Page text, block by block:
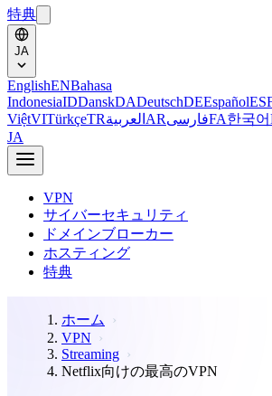
特典
JA
EnglishENBahasa
IndonesiaIDDanskDADeutschDEEspañolES
ViệtVITürkçeTRالعربية ARفارسیFA한국어
JA
VPN
サイバーセキュリティ
ドメインブローカー
ホスティング
特典
ホーム
VPN
Streaming
Netflix向けの最高のVPN